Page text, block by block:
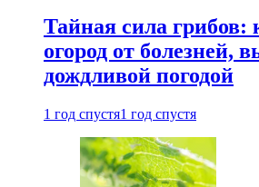
Тайная сила грибов:
огород от болезней,
дождливой погодой
1 год спустя1 год спустя